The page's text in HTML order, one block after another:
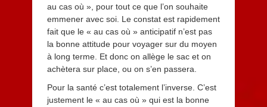
au cas où », pour tout ce que l’on souhaite
emmener avec soi. Le constat est rapidement
fait que le « au cas où » anticipatif n’est pas
la bonne attitude pour voyager sur du moyen
à long terme. Et donc on allège le sac et on
achètera sur place, ou on s’en passera.
Pour la santé c’est totalement l’inverse. C’est
justement le « au cas où » qui est la bonne